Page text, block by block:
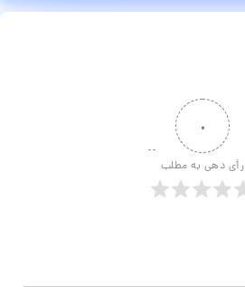
۰
رأی دهی به مطلب